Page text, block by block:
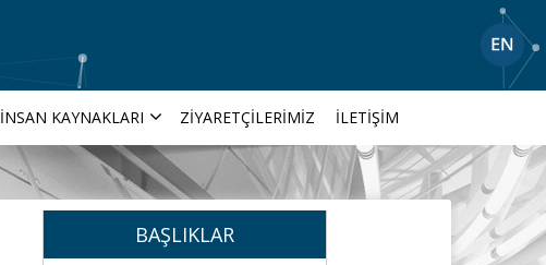
İNSAN KAYNAKLARI ZIYARETÇILERIMIZ İLETIŞIM
BAŞLIKLAR